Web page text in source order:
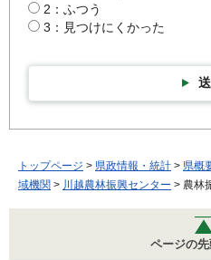
2：ふつう
3：見つけにくかった
トップページ > 県政情報・統計 > 県概
域機関 > 川越農林振興センター > 農林
ページの